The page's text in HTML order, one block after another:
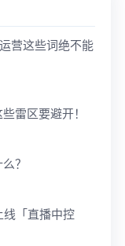
营这些词绝不能
雷区要避开！
？
线「直播中控